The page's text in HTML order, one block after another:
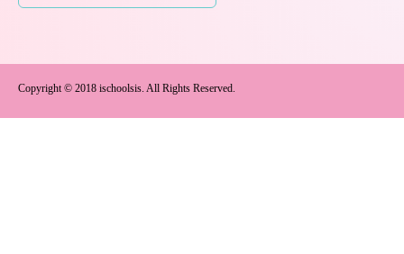
Copyright © 2018 ischoolsis. All Rights Reserved.